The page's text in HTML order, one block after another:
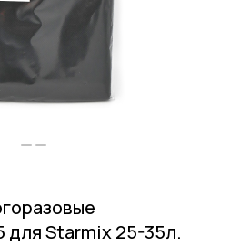
для Starmix 25-35л.